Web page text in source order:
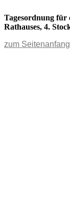
Tagesordnung für
Rathauses, 4.
zum Seitenanfang